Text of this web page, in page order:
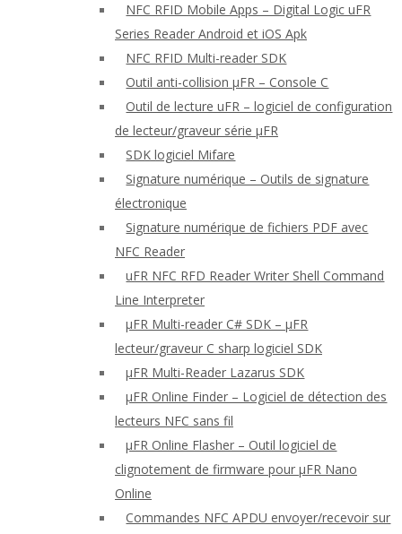
NFC RFID Mobile Apps – Digital Logic uFR
Series Reader Android et iOS Apk
NFC RFID Multi-reader SDK
Outil anti-collision μFR – Console C
Outil de lecture uFR – logiciel de configuration
de lecteur/graveur série μFR
SDK logiciel Mifare
Signature numérique – Outils de signature
électronique
Signature numérique de fichiers PDF avec
NFC Reader
uFR NFC RFD Reader Writer Shell Command
Line Interpreter
μFR Multi-reader C# SDK – μFR
lecteur/graveur C sharp logiciel SDK
μFR Multi-Reader Lazarus SDK
μFR Online Finder – Logiciel de détection des
lecteurs NFC sans fil
μFR Online Flasher – Outil logiciel de
clignotement de firmware pour μFR Nano
Online
Commandes NFC APDU envoyer/recevoir sur